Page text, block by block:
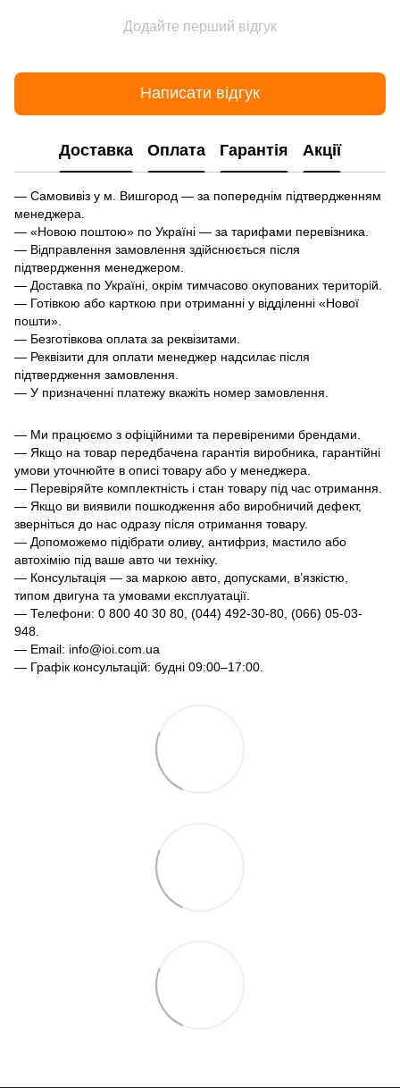
Додайте перший відгук
Написати відгук
Доставка Оплата Гарантія Акції
— Самовивіз у м. Вишгород — за попереднім підтвердженням
менеджера.
— «Новою поштою» по Україні — за тарифами перевізника.
— Відправлення замовлення здійснюється після
підтвердження менеджером.
— Доставка по Україні, окрім тимчасово окупованих територій.
— Готівкою або карткою при отриманні у відділенні «Нової
пошти».
— Безготівкова оплата за реквізитами.
— Реквізити для оплати менеджер надсилає після
підтвердження замовлення.
— У призначенні платежу вкажіть номер замовлення.
— Ми працюємо з офіційними та перевіреними брендами.
— Якщо на товар передбачена гарантія виробника, гарантійні
умови уточнюйте в описі товару або у менеджера.
— Перевіряйте комплектність і стан товару під час отримання.
— Якщо ви виявили пошкодження або виробничий дефект,
зверніться до нас одразу після отримання товару.
— Допоможемо підібрати оливу, антифриз, мастило або
автохімію під ваше авто чи техніку.
— Консультація — за маркою авто, допусками, в’язкістю,
типом двигуна та умовами експлуатації.
— Телефони: 0 800 40 30 80, (044) 492-30-80, (066) 05-03-
948.
— Email: info@ioi.com.ua
— Графік консультацій: будні 09:00–17:00.